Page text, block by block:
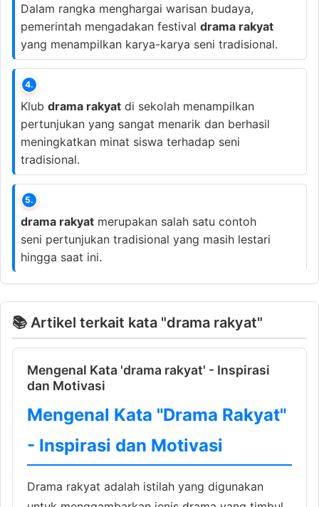
Dalam rangka menghargai warisan budaya,
pemerintah mengadakan festival drama rakyat
yang menampilkan karya-karya seni tradisional.
4.
Klub drama rakyat di sekolah menampilkan
pertunjukan yang sangat menarik dan berhasil
meningkatkan minat siswa terhadap seni
tradisional.
5.
drama rakyat merupakan salah satu contoh
seni pertunjukan tradisional yang masih lestari
hingga saat ini.
📚 Artikel terkait kata "drama rakyat"
Mengenal Kata 'drama rakyat' - Inspirasi
dan Motivasi
Mengenal Kata "Drama Rakyat"
- Inspirasi dan Motivasi
Drama rakyat adalah istilah yang digunakan